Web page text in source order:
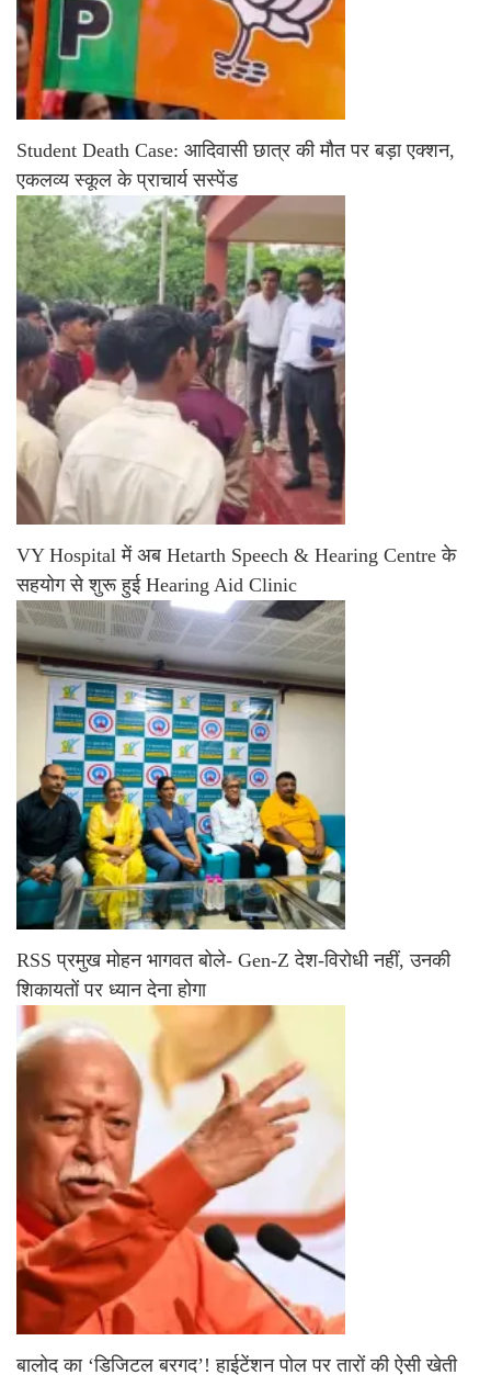
Student Death Case: आदिवासी छात्र की मौत पर बड़ा एक्शन,
एकलव्य स्कूल के प्राचार्य सस्पेंड
VY Hospital में अब Hetarth Speech & Hearing Centre के
सहयोग से शुरू हुई Hearing Aid Clinic
RSS प्रमुख मोहन भागवत बोले- Gen-Z देश-विरोधी नहीं, उनकी
शिकायतों पर ध्यान देना होगा
बालोद का ‘डिजिटल बरगद’! हाईटेंशन पोल पर तारों की ऐसी खेती